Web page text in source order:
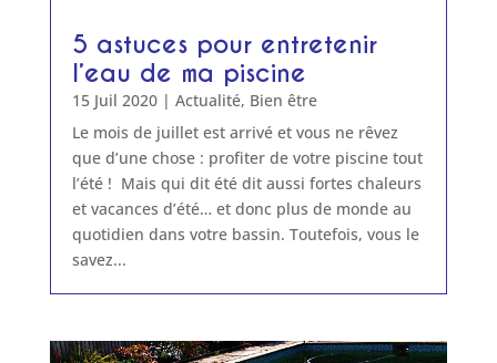
5 astuces pour entretenir
l’eau de ma piscine
15 Juil 2020| Actualité, Bien être
Le mois de juillet est arrivé et vous ne rêvez
que d’une chose : profiter de votre piscine tout
l’été ! Mais qui dit été dit aussi fortes chaleurs
et vacances d’été… et donc plus de monde au
quotidien dans votre bassin. Toutefois, vous le
savez...